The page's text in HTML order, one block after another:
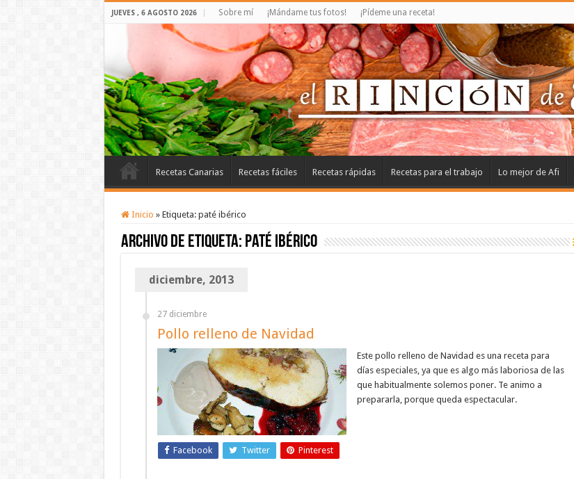
JUEVES , 6 AGOSTO 2026 Sobre mí ¡Mándame tus fotos! ¡Pídeme una receta!
Recetas Canarias Recetas fáciles Recetas rápidas Recetas para el trabajo Lo mejor de Afi
Inicio » Etiqueta: paté ibérico
Archivo de etiqueta: paté ibérico
diciembre, 2013
27 diciembre
Pollo relleno de Navidad
Este pollo relleno de Navidad es una receta para
días especiales, ya que es algo más laboriosa de las
que habitualmente solemos poner. Te animo a
prepararla, porque queda espectacular.
Facebook Twitter Pinterest